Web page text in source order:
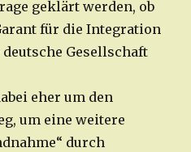
geklärt werden, ob
für die Integration
Gesellschaft
eher um den
um eine weitere
durch